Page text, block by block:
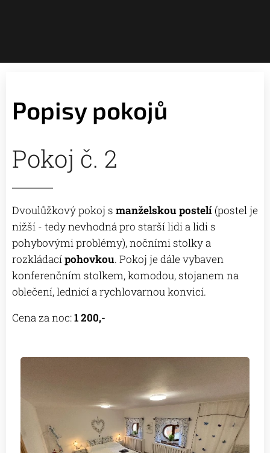
Popisy pokojů
Pokoj č. 2
Dvoulůžkový pokoj s manželskou postelí (postel je
nižší - tedy nevhodná pro starší lidi a lidi s
pohybovými problémy), nočními stolky a
rozkládacípohovkou. Pokoj je dále vybaven
konferenčním stolkem, komodou, stojanem na
oblečení, lednicí a rychlovarnou konvicí.
Cena za noc:1 200,-